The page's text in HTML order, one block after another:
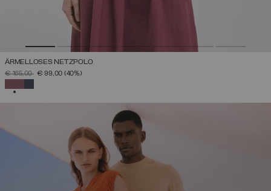
ÄRMELLOSES NETZPOLO
PREIS REDUZIERT VON
€ 165,00AUF
€ 99,00 (40%)